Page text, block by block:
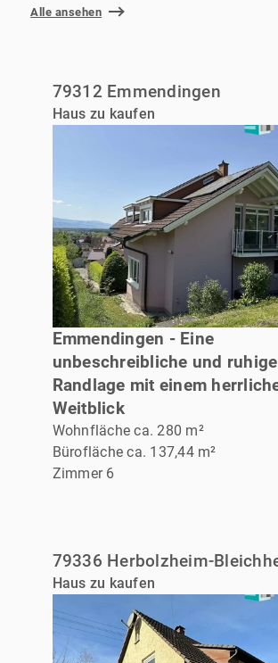
Alle ansehen
79312 Emmendingen
Haus zu kaufen
VERKAUFT
Emmendingen - Eine
unbeschreibliche und ruhige
Randlage mit einem
Weitblick
Wohnfläche ca. 280 m²
Bürofläche ca. 137,44 m²
Zimmer 6
79336 Herbolzheim-
Haus zu kaufen